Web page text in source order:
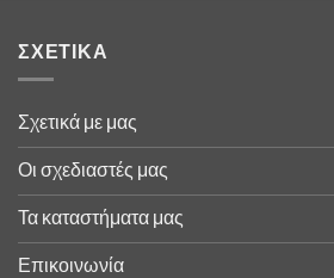
ΣΧΕΤΙΚΆ
Σχετικά με μας
Οι σχεδιαστές μας
Τα καταστήματα μας
Επικοινωνία